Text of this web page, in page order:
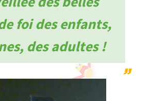
foi des enfants,
des adultes !